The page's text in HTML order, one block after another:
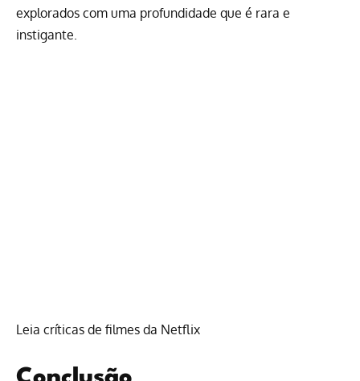
explorados com uma profundidade que é rara e
instigante.
Leia críticas de filmes da Netflix